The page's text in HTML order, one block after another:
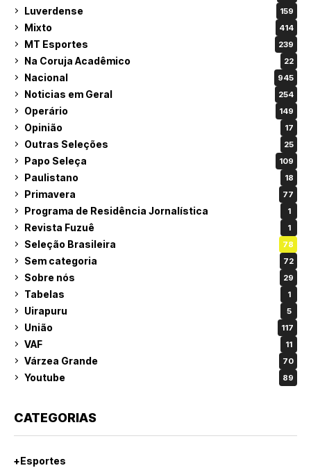
Luverdense 159
Mixto 414
MT Esportes 239
Na Coruja Acadêmico 22
Nacional 945
Noticias em Geral 254
Operário 149
Opinião 17
Outras Seleções 25
Papo Seleça 109
Paulistano 18
Primavera 77
Programa de Residência Jornalística 1
Revista Fuzuê 1
Seleção Brasileira 78
Sem categoria 72
Sobre nós 29
Tabelas 1
Uirapuru 5
União 117
VAF 11
Várzea Grande 70
Youtube 89
CATEGORIAS
+Esportes